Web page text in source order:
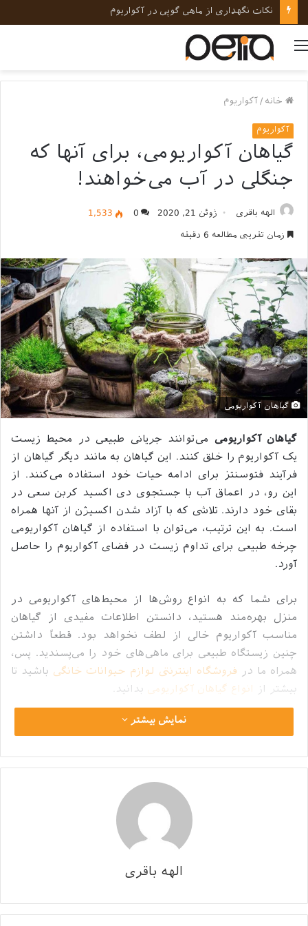
نکات نگهداری از ماهی گوپی در آکواریوم
منو
خانه /آکواریوم
آکواریوم
گیاهان آکواریومی، برای آنها که
جنگلی در آب می‌خواهند!
الهه باقری ژوئن 21, 2020 0
1,533
زمان تقریبی مطالعه 6 دقیقه
گیاهان آکواریومی
گیاهان آکواریومی می‌توانند جریانی طبیعی در محیط زیست
یک آکواریوم را خلق کنند. این گیاهان به مانند دیگر گیاهان از
فرآیند فتوسنتز برای ادامه حیات خود استفاده می‌کنند. از
این رو، در اعماق آب با جستجوی دی اکسید کربن سعی در
بقای خود دارند. تلاشی که با آزاد شدن اکسیژن از آنها همراه
است. به این ترتیب، می‌توان با استفاده از گیاهان آکواریومی
چرخه طبیعی برای تداوم زیست در فضای آکواریوم را حاصل
آورد.
برای شما که به انواع روش‌ها از محیط‌های آکواریومی در
منزل بهره‌مند هستید، دانستن اطلاعات مفیدی از گیاهان
مناسب آکواریوم خالی از لطف نخواهد بود. قطعاً داشتن
چنین زیستگاه طبیعی برای ماهی‌های خود را می‌پسندید. پس،
همراه ما در فروشگاه اینترنتی لوازم حیوانات خانگی باشید تا
بیشتر از انواع گیاهان آکواریومی بدانید.
فهرست محتوا پنهان
در نگهداری از آکواریوم پلنت چه مقدماتی لازم است؟
آشنایی با برخی از گیاهان آکواریومی
روش‌های کاشت گیاه آکواریومی
· روش کاشت در گلدان‌های کوچک
چرا استفاده از گیاهان مناسب
نمایش بیشتر
الهه باقری